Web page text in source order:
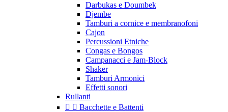
Darbukas e Doumbek
Djembe
Tamburi a cornice e membranofoni
Cajon
Percussioni Etniche
Congas e Bongos
Campanacci e Jam-Block
Shaker
Tamburi Armonici
Effetti sonori
Rullanti
  Bacchette e Battenti